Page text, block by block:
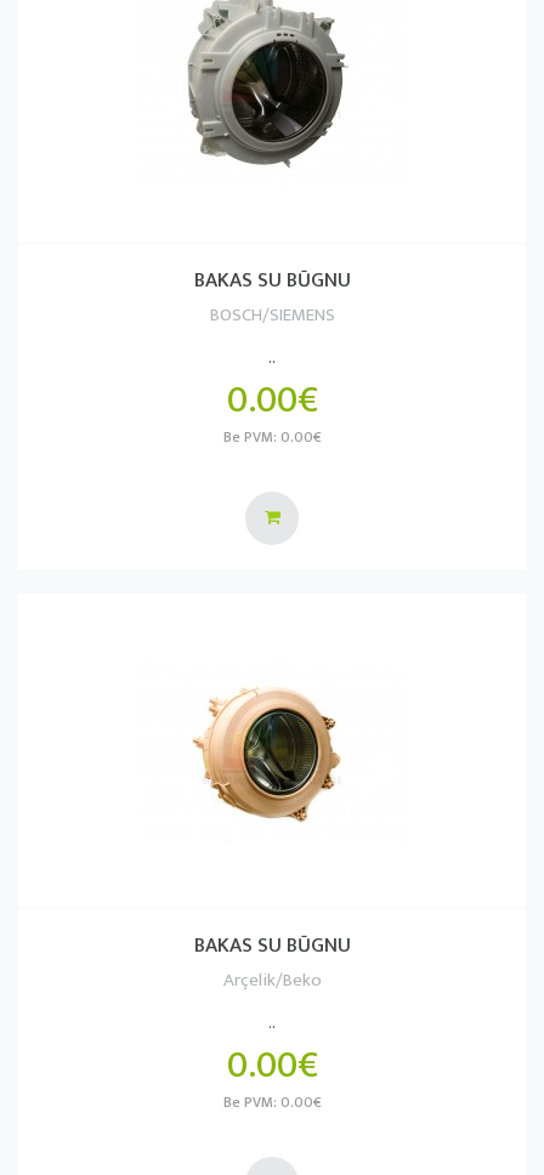
BAKAS SU BŪGNU
BOSCH/SIEMENS
..
0.00€
Be PVM: 0.00€
BAKAS SU BŪGNU
Arçelik/Beko
..
0.00€
Be PVM: 0.00€